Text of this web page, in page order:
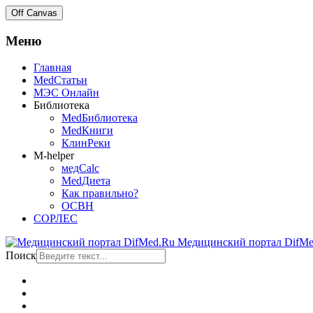
Off Canvas
Меню
Главная
MedСтатьи
МЭС Онлайн
Библиотека
MedБиблиотека
MedКниги
КлинРеки
M-helper
медCalc
MedДиета
Как правильно?
ОСВН
СОРЛЕС
Медицинский портал
Поиск